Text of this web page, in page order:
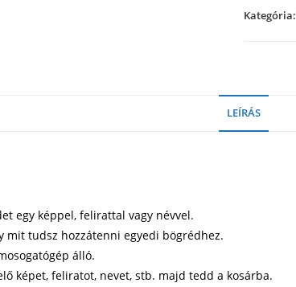
mennyiség
Kategória:
LEÍRÁS
egy képpel, felirattal vagy névvel.
mit tudsz hozzátenni egyedi bögrédhez.
álló.
képet, feliratot, nevet, stb. majd tedd a kosárba.